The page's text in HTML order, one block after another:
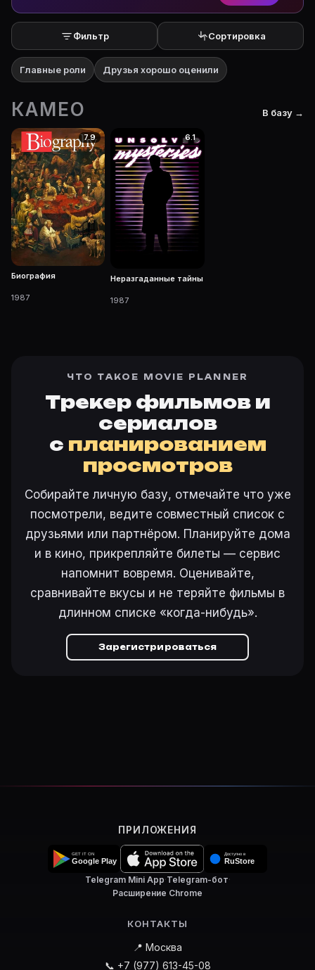
Фильтр Сортировка
Главные роли Друзья хорошо оценили
КАМЕО В базу →
7.9
Биография
1987
6.1
Неразгаданные тайны
1987
ЧТО ТАКОЕ MOVIE PLANNER
Трекер фильмов и
сериалов
с планированием
просмотров
Собирайте личную базу, отмечайте что уже
посмотрели, ведите совместный список с
друзьями или партнёром. Планируйте дома
и в кино, прикрепляйте билеты — сервис
напомнит вовремя. Оценивайте,
сравнивайте вкусы и не теряйте фильмы в
длинном списке «когда-нибудь».
Зарегистрироваться
ПРИЛОЖЕНИЯ
Telegram Mini App·Telegram-бот·
Расширение Chrome
КОНТАКТЫ
📍 Москва
📞 +7 (977) 613-45-08